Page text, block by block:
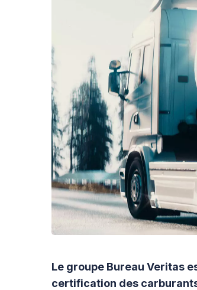
Le groupe Bureau Veritas
certification des